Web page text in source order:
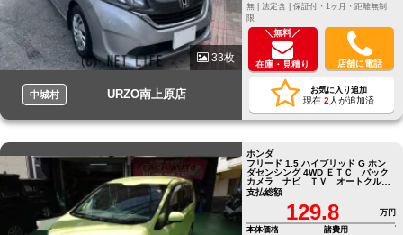
33枚
中城村 URZO南上原店
無 | 法定含 | 保証付・1ヶ月・距離無制
限
＼無料／
在庫・見積り 店舗に電話
お気に入り追加
現在 2 人が追加済
ホンダ
フリード 1.5 ハイブリッド G ホン
ダセンシング 4WD ＥＴＣ バック
カメラ ナビ ＴＶ オートクルー
ズコントロール レーンアシスト
衝突被害軽減システム
支払総額
129.8
万円
本体価格
諸費用